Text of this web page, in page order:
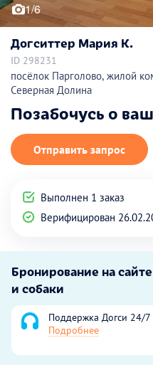
1/6
Догситтер Мария К.
ID 298231
посёлок Парголово, жилой
Северная Долина
Позабочусь о
Отправить запрос
Выполнен 1 заказ
Верифицирован
Бронирование на
и собаки
Поддержка Догси 24/7
Подробнее